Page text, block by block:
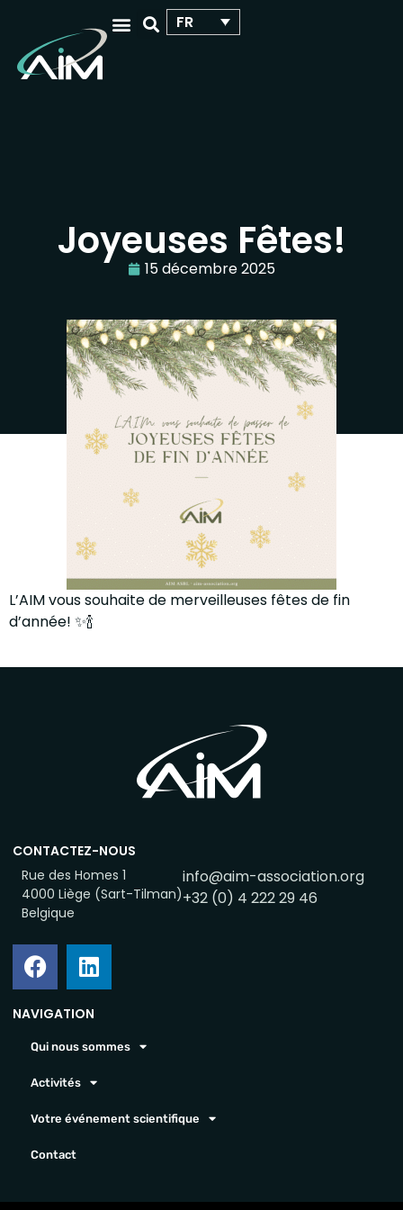
FR
Joyeuses Fêtes!
15 décembre 2025
L’AIM vous souhaite de merveilleuses fêtes de fin
d’année! ✨🍾
CONTACTEZ-NOUS
Rue des Homes 1
4000 Liège (Sart-Tilman)
Belgique
info@aim-association.org
+32 (0) 4 222 29 46
NAVIGATION
Qui nous sommes
Activités
Votre événement scientifique
Contact